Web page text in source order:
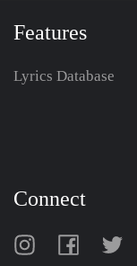
Features
Lyrics Database
Connect